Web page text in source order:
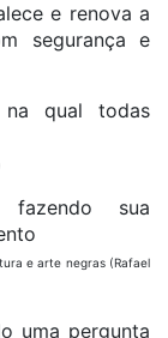
e renova a
segurança e
e arte negras (Rafael